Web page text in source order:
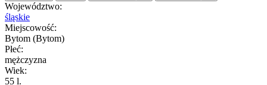
Województwo:
śląskie
Miejscowość:
Bytom (Bytom)
Płeć:
mężczyzna
Wiek:
55 l.